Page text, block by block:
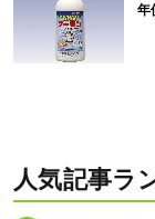
年
人気記事ラ